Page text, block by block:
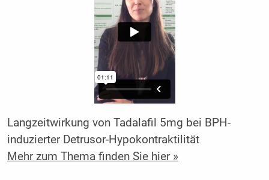
Langzeitwirkung von Tadalafil 5mg bei BPH-
induzierter Detrusor-Hypokontraktilität
Mehr zum Thema finden Sie hier »